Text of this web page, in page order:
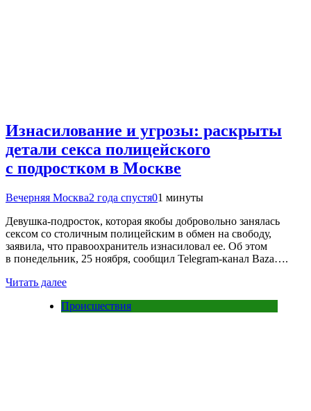
Изнасилование и угрозы: раскрыты
детали секса полицейского
с подростком в Москве
Вечерняя Москва2 года спустя01 минуты
Девушка-подросток, которая якобы добровольно занялась
сексом со столичным полицейским в обмен на свободу,
заявила, что правоохранитель изнасиловал ее. Об этом
в понедельник, 25 ноября, сообщил Telegram-канал Baza….
Читать далее
Происшествия